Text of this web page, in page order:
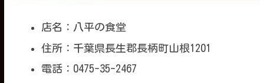
店名：八平の食堂
住所：千葉県長生郡長柄町山根1201
電話：0475-35-2467